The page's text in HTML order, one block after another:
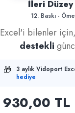
İleri Düzey
12. Baskı ·
Excel'i bilenler
destekli
🎁
3 aylık Vidoport
hediye
930,00 TL